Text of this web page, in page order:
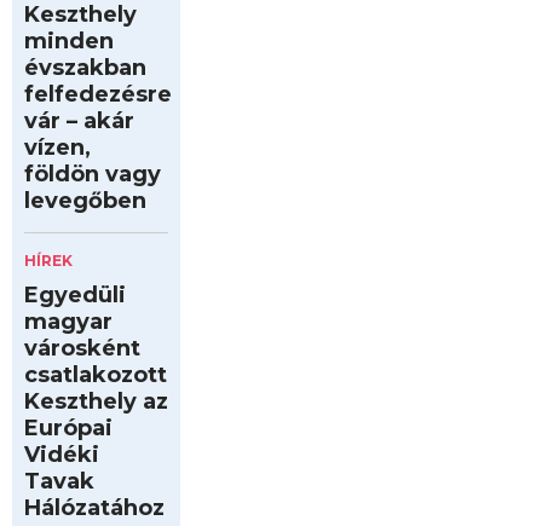
Keszthely
minden
évszakban
felfedezésre
vár – akár
vízen,
földön vagy
levegőben
HÍREK
Egyedüli
magyar
városként
csatlakozott
Keszthely az
Európai
Vidéki
Tavak
Hálózatához